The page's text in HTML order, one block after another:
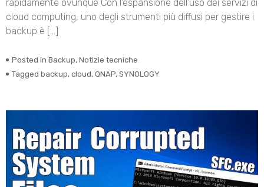
rapidamente ovunque Con l’espansione dell’uso dei servizi di
cloud computing, uno degli strumenti più diffusi per gestire i
backup è […]
Posted in Backup, Notizie tecniche
Tagged backup, cloud, QNAP, SYNOLOGY